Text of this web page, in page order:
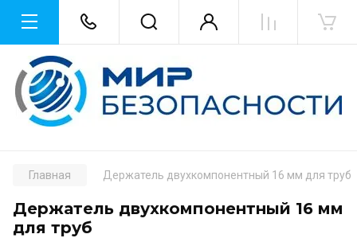
Главная Держатель двухкомпонентный 16 мм для труб
Держатель двухкомпонентный 16 мм
для труб